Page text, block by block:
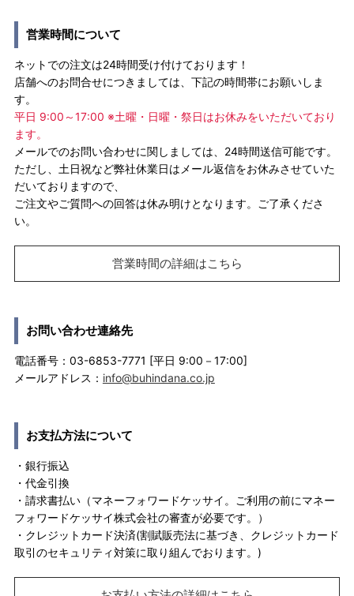
営業時間について
ネットでの注文は24時間受け付けております！
店舗へのお問合せにつきましては、下記の時間帯にお願いしま
す。
平日 9:00～17:00 ※土曜・日曜・祭日はお休みをいただいており
ます。
メールでのお問い合わせに関しましては、24時間送信可能です。
ただし、土日祝など弊社休業日はメール返信をお休みさせていた
だいておりますので、
ご注文やご質問への回答は休み明けとなります。ご了承くださ
い。
営業時間の詳細はこちら
お問い合わせ連絡先
電話番号：03-6853-7771 [平日 9:00－17:00]
メールアドレス： info@buhindana.co.jp
お支払方法について
・銀行振込
・代金引換
・請求書払い（マネーフォワードケッサイ。ご利用の前にマネー
フォワードケッサイ株式会社の審査が必要です。）
・クレジットカード決済(割賦販売法に基づき、クレジットカード
取引のセキュリティ対策に取り組んでおります。)